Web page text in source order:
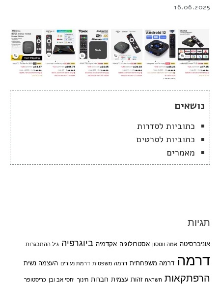
16.06.2025
נושאים
כתוביות לסדרות
כתוביות לסרטים
מאמרים
תגיות
אוניברסיטה אמה ווטסון אסטרולוגיה אקדמיה ביוגרפיה גיל ההתבגרות
דרמה דרמה משפחתית דרמה משפטית דרמת נעורים העצמה נשית
הרפתקאות השראה זהות עצמית חברות חינוך יחסי אב ובן כריסטופר